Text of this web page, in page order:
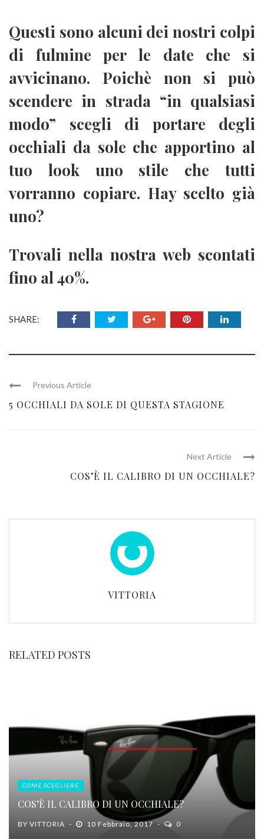
Questi sono alcuni dei nostri colpi
di fulmine per le date che si
avvicinano. Poichè non si può
scendere in strada “in qualsiasi
modo” scegli di portare degli
occhiali da sole che apportino al
tuo look uno stile che tutti
vorranno copiare. Hay scelto già
uno?
Trovali nella nostra web scontati
fino al 40%.
SHARE:
Previous Article
5 OCCHIALI DA SOLE DI QUESTA STAGIONE
Next Article
COS’È IL CALIBRO DI UN OCCHIALE?
VITTORIA
RELATED POSTS
COME SCEGLIERE
COS’È IL CALIBRO DI UN OCCHIALE?
BY VITTORIA 10 Febbraio, 2017 0